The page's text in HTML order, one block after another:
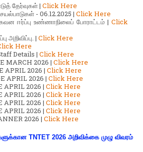
தேர்வுகள் | Click Here
- 06.12.2025 | Click Here
கவன ஈர்ப்பு உண்ணாநிலைப் போராட்டம் | Click
அறிவிப்பு. | Click Here
Here
Details | Click Here
MARCH 2026 | Click Here
APRIL 2026 | Click Here
APRIL 2026 | Click Here
APRIL 2026 | Click Here
APRIL 2026 | Click Here
APRIL 2026 | Click Here
APRIL 2026 | Click Here
2026 | Click Here
TNTET 2026 அறிவிக்கை முழு விவரம்